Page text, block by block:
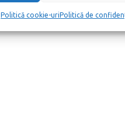
Politică cookie-uriPolitică de